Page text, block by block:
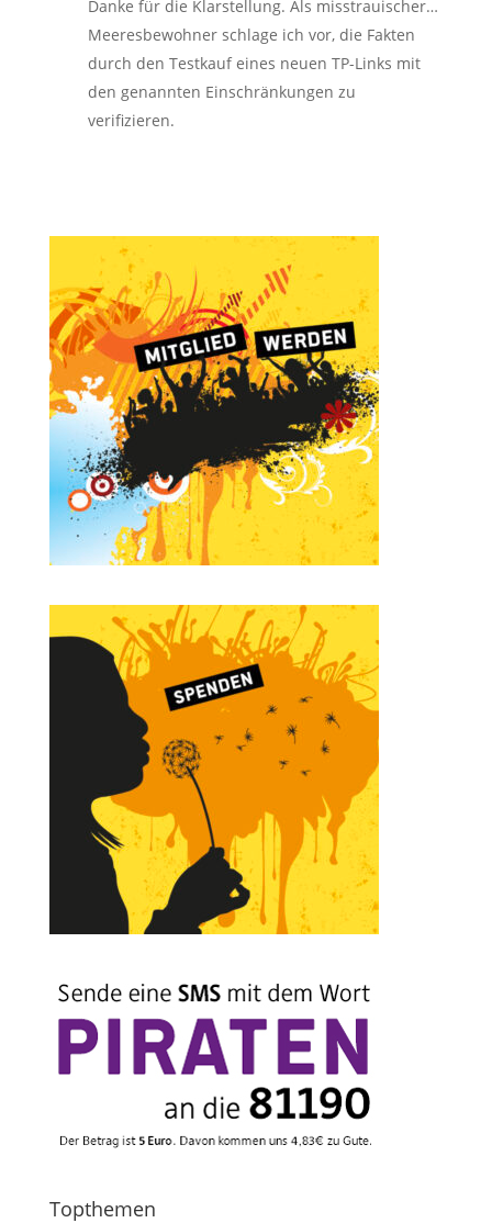
Danke für die Klarstellung. Als misstrauischer…
Meeresbewohner schlage ich vor, die Fakten
durch den Testkauf eines neuen TP-Links mit
den genannten Einschränkungen zu
verifizieren.
Topthemen